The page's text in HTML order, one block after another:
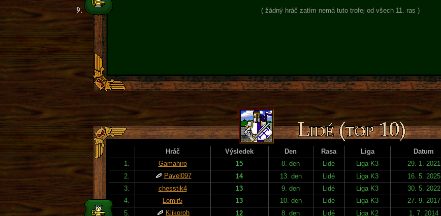
( žádný hráč zatím nemá tuto trofej od všech 11. ras )
Hráč Výsledek Den Rasa Liga Datum
1.
Gamahiro 15 8. den Lidé Liga K3 29. 1. 2021
2.
Pavel097 14 13. den Lidé Liga K3 16. 5. 2025
3.
chesstik4 13 9. den Lidé Liga K3 30. 5. 2022
4.
Lomir5 13 10. den Lidé Liga K3 27. 9. 2017
5.
Klikoroh 12 8. den Lidé Liga K2 1. 7. 2014